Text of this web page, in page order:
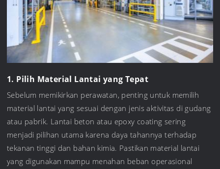
1. Pilih Material Lantai yang Tepat
Sebelum memikirkan perawatan, penting untuk memilih
material lantai yang sesuai dengan jenis aktivitas di gudang
atau pabrik. Lantai beton atau epoxy coating sering
menjadi pilihan utama karena daya tahannya terhadap
tekanan tinggi dan bahan kimia. Pastikan material lantai
yang digunakan mampu menahan beban operasional